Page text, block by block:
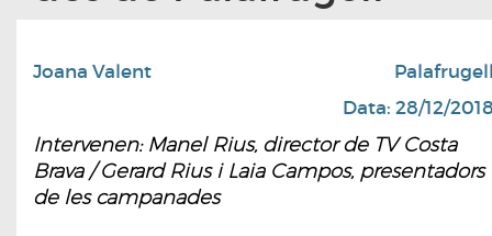
Joana Valent
Data: 28/12/
Intervenen: Manel Rius, director de TV Costa
Brava / Gerard Rius i Laia Campos, presentadors
de les campanades